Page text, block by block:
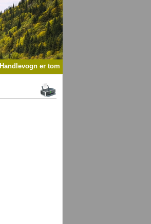
Handlevogn er tom